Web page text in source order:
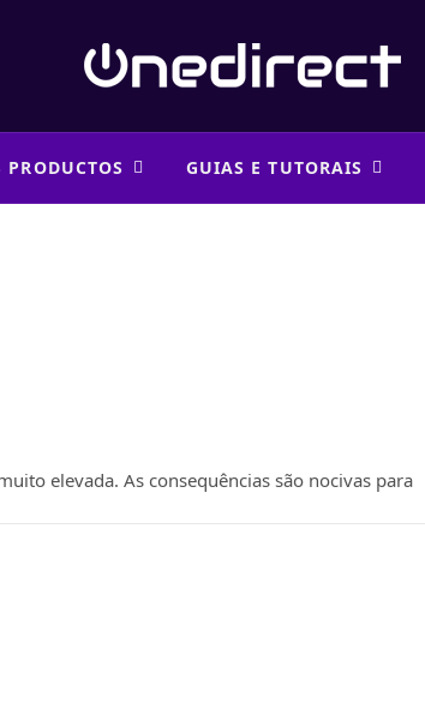
PRODUCTOS GUIAS E TUTORAIS
elevada. As consequências são nocivas para